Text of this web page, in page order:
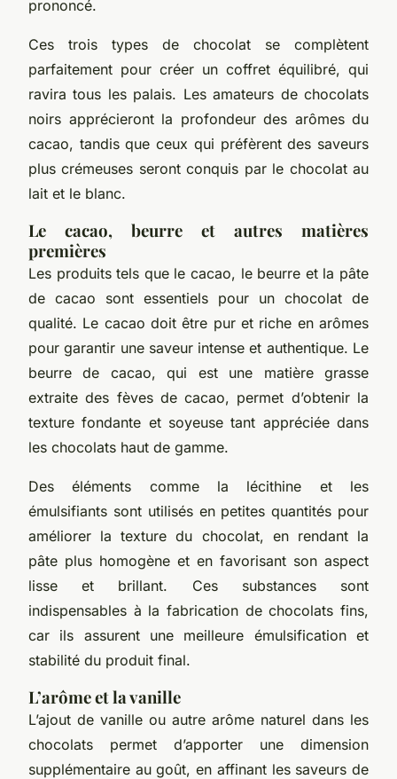
prononcé.
Ces trois types de chocolat se complètent
parfaitement pour créer un coffret équilibré, qui
ravira tous les palais. Les amateurs de chocolats
noirs apprécieront la profondeur des arômes du
cacao, tandis que ceux qui préfèrent des saveurs
plus crémeuses seront conquis par le chocolat au
lait et le blanc.
Le cacao, beurre et autres matières
premières
Les produits tels que le cacao, le beurre et la pâte
de cacao sont essentiels pour un chocolat de
qualité. Le cacao doit être pur et riche en arômes
pour garantir une saveur intense et authentique. Le
beurre de cacao, qui est une matière grasse
extraite des fèves de cacao, permet d’obtenir la
texture fondante et soyeuse tant appréciée dans
les chocolats haut de gamme.
Des éléments comme la lécithine et les
émulsifiants sont utilisés en petites quantités pour
améliorer la texture du chocolat, en rendant la
pâte plus homogène et en favorisant son aspect
lisse et brillant. Ces substances sont
indispensables à la fabrication de chocolats fins,
car ils assurent une meilleure émulsification et
stabilité du produit final.
L’arôme et la vanille
L’ajout de vanille ou autre arôme naturel dans les
chocolats permet d’apporter une dimension
supplémentaire au goût, en affinant les saveurs de